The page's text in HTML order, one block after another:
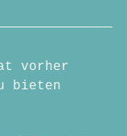
vorher
bieten